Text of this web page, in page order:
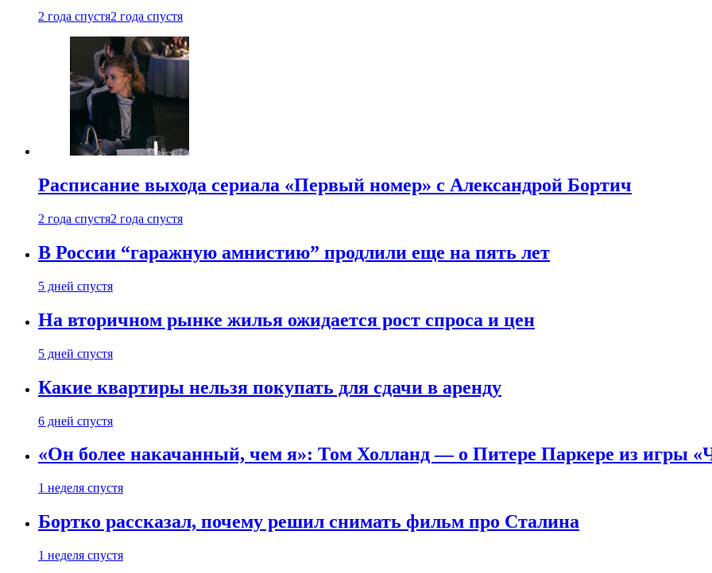
2 года спустя2 года спустя
Расписание выхода сериала «Первый номер» с Александрой Бортич
2 года спустя2 года спустя
В России “гаражную амнистию” продлили еще на пять лет
5 дней спустя
На вторичном рынке жилья ожидается рост спроса и цен
5 дней спустя
Какие квартиры нельзя покупать для сдачи в аренду
6 дней спустя
«Он более накачанный, чем я»: Том Холланд — о Питере Паркере из игры
1 неделя спустя
Бортко рассказал, почему решил снимать фильм про Сталина
1 неделя спустя